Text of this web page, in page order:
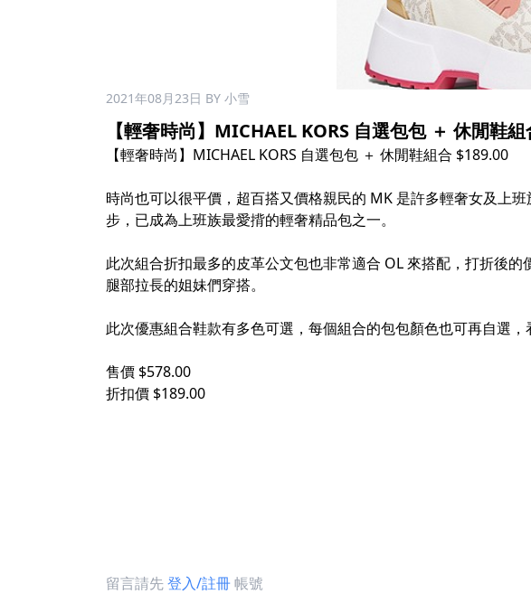
2021年08月23日 BY 小雪
【輕奢時尚】MICHAEL KORS 自選包包 ＋ 休閒鞋組
【輕奢時尚】MICHAEL KORS 自選包包 ＋ 休閒鞋組合 $189.00 ​
時尚也可以很平價，超百搭又價格親民的 MK 是許多輕奢女及上
步，已成為上班族最愛揹的輕奢精品包之一。​
此次組合折扣最多的皮革公文包也非常適合 OL 來搭配，打折後
腿部拉長的姐妹們穿搭。
此次優惠組合鞋款有多色可選，每個組合的包包顏色也可再自選
售價 $578.00 ​ ​
折扣價 $189.00 ​
留言請先登入/註冊帳號